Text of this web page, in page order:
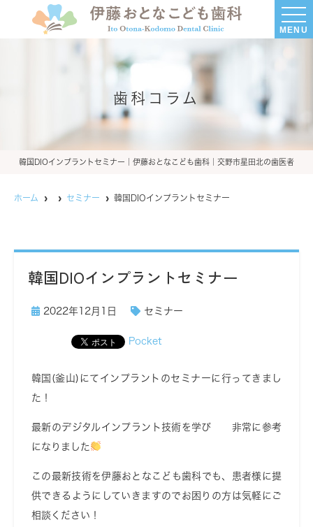
MENU
歯科コラム
韓国DIOインプラントセミナー｜伊藤おとなこども歯科｜交野市星田北の歯医者
ホーム セミナー 韓国DIOインプラントセミナー
韓国DIOインプラントセミナー
2022年12月1日 セミナー
Pocket
韓国(釜山)にてインプラントのセミナーに行ってきまし
た！
最新のデジタルインプラント技術を学び 非常に参考
になりました
この最新技術を伊藤おとなこども歯科でも、患者様に提
供できるようにしていきますのでお困りの方は気軽にご
相談ください！